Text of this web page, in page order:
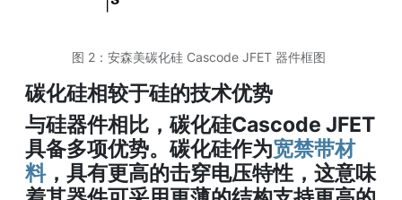
图 2：安森美碳化硅 Cascode JFET 器件框图
碳化硅相较于硅的技术优势
与硅器件相比，碳化硅Cascode JFET
具备多项优势。碳化硅作为宽禁带材
料，具有更高的击穿电压特性，这意味